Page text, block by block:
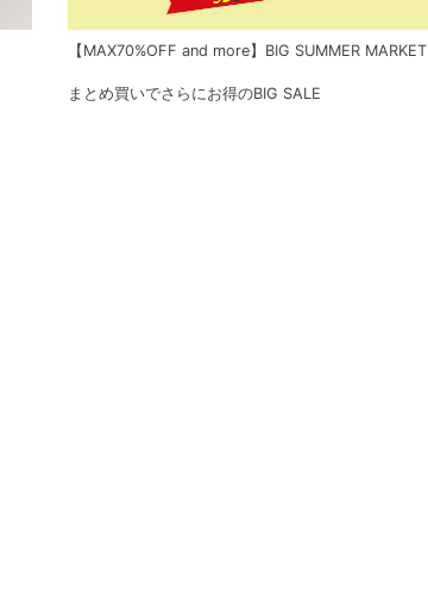
【MAX70%OFF and more】BIG SUMMER MARKET
まとめ買いでさらにお得のBIG SALE